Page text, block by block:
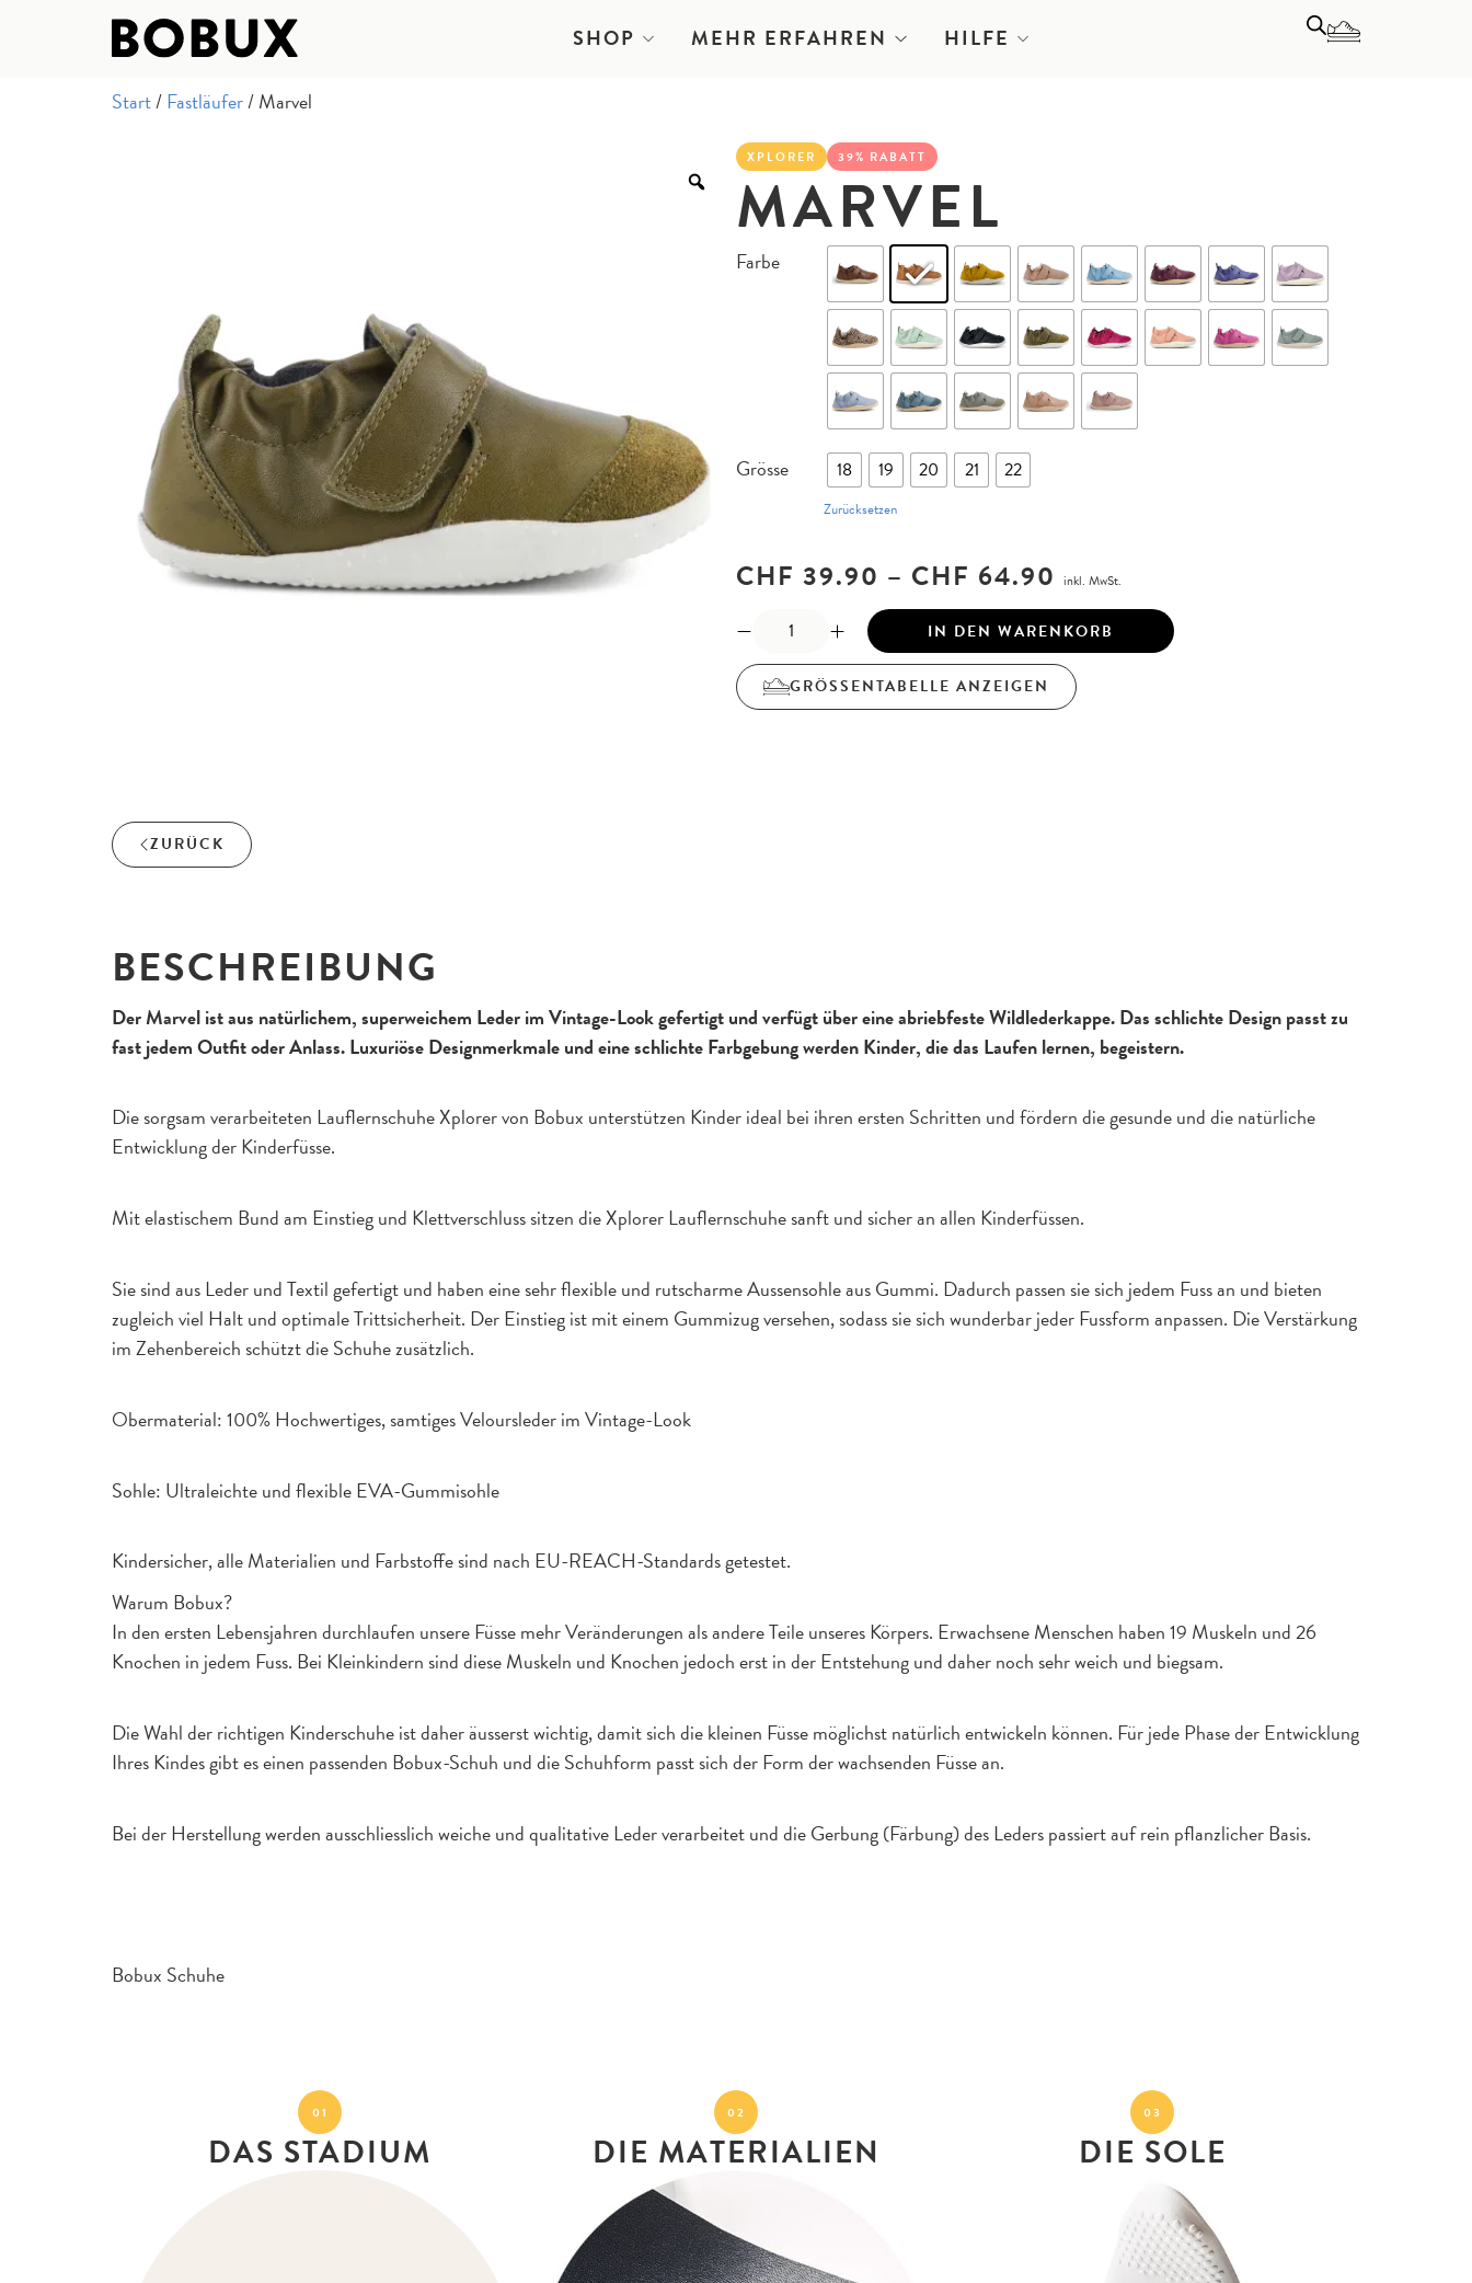
SHOP MEHR ERFAHREN HILFE
Start/Fastläufer/ Marvel
XPLORER 39% RABATT
MARVEL
Farbe
Grösse 18 19 20 21 22
Zurücksetzen
CHF 39.90 – CHF 64.90 inkl. MwSt.
IN DEN WARENKORB
GRÖSSENTABELLE ANZEIGEN
ZURÜCK
BESCHREIBUNG
Der Marvel ist aus natürlichem, superweichem Leder im Vintage-Look gefertigt und verfügt über eine abriebfeste Wildlederkappe. Das schlichte Design passt zu
fast jedem Outfit oder Anlass. Luxuriöse Designmerkmale und eine schlichte Farbgebung werden Kinder, die das Laufen lernen, begeistern.
Die sorgsam verarbeiteten Lauflernschuhe Xplorer von Bobux unterstützen Kinder ideal bei ihren ersten Schritten und fördern die gesunde und die natürliche
Entwicklung der Kinderfüsse.
Mit elastischem Bund am Einstieg und Klettverschluss sitzen die Xplorer Lauflernschuhe sanft und sicher an allen Kinderfüssen.
Sie sind aus Leder und Textil gefertigt und haben eine sehr flexible und rutscharme Aussensohle aus Gummi. Dadurch passen sie sich jedem Fuss an und bieten
zugleich viel Halt und optimale Trittsicherheit. Der Einstieg ist mit einem Gummizug versehen, sodass sie sich wunderbar jeder Fussform anpassen. Die Verstärkung
im Zehenbereich schützt die Schuhe zusätzlich.
Obermaterial: 100% Hochwertiges, samtiges Veloursleder im Vintage-Look
Sohle: Ultraleichte und flexible EVA-Gummisohle
Kindersicher, alle Materialien und Farbstoffe sind nach EU-REACH-Standards getestet.
Warum Bobux?
In den ersten Lebensjahren durchlaufen unsere Füsse mehr Veränderungen als andere Teile unseres Körpers. Erwachsene Menschen haben 19 Muskeln und 26
Knochen in jedem Fuss. Bei Kleinkindern sind diese Muskeln und Knochen jedoch erst in der Entstehung und daher noch sehr weich und biegsam.
Die Wahl der richtigen Kinderschuhe ist daher äusserst wichtig, damit sich die kleinen Füsse möglichst natürlich entwickeln können. Für jede Phase der Entwicklung
Ihres Kindes gibt es einen passenden Bobux-Schuh und die Schuhform passt sich der Form der wachsenden Füsse an.
Bei der Herstellung werden ausschliesslich weiche und qualitative Leder verarbeitet und die Gerbung (Färbung) des Leders passiert auf rein pflanzlicher Basis.
Bobux Schuhe
01
DAS STADIUM
02
DIE MATERIALIEN
03
DIE SOLE